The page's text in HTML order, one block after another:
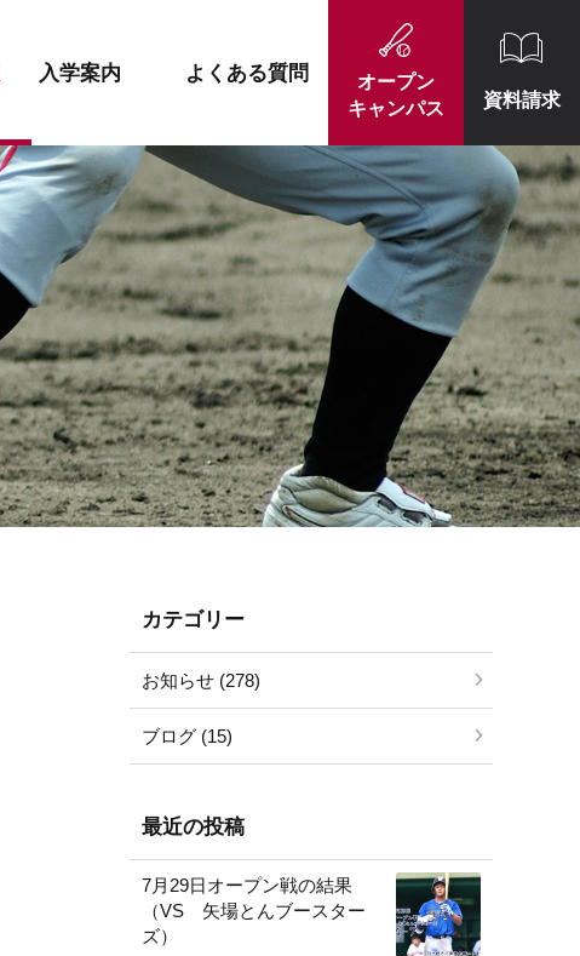
施設紹介
就職実績一覧
入学案内 よくある質問
オープン
キャンパス
資料請求
カテゴリー
お知らせ (278)
ブログ (15)
最近の投稿
7月29日オープン戦の結果
（VS 矢場とんブースター
ズ）